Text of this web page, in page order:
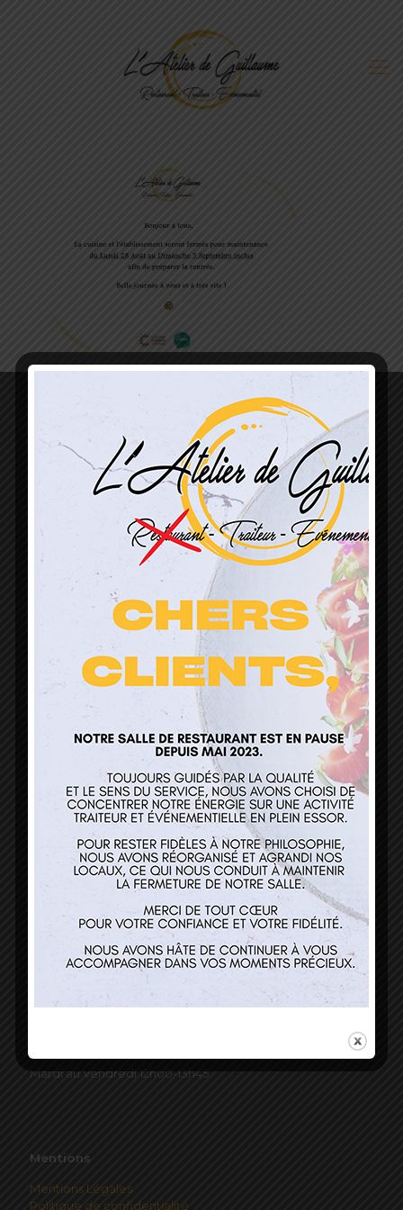
L’Atelier de Guillaume
1 Lieu Dit Sur Les Prés
68160 Sainte Marie Aux Mines
contact@atelierdeguillaume.fr
Nos services
Restaurant
Traiteur et événementiel
Contact
Mardi au Vendredi 12h00-13h45
Mentions
Mentions Légales
Politique de confidentialité